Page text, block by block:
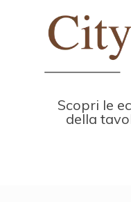
Scopri le
della